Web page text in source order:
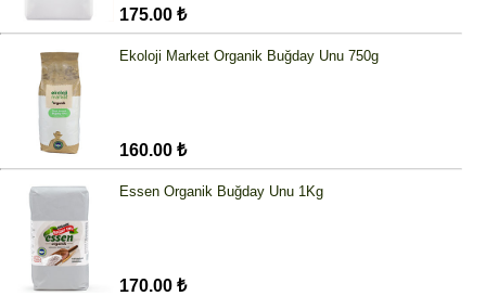
175.00 ₺
Ekoloji Market Organik Buğday Unu 750g
160.00 ₺
Essen Organik Buğday Unu 1Kg
170.00 ₺